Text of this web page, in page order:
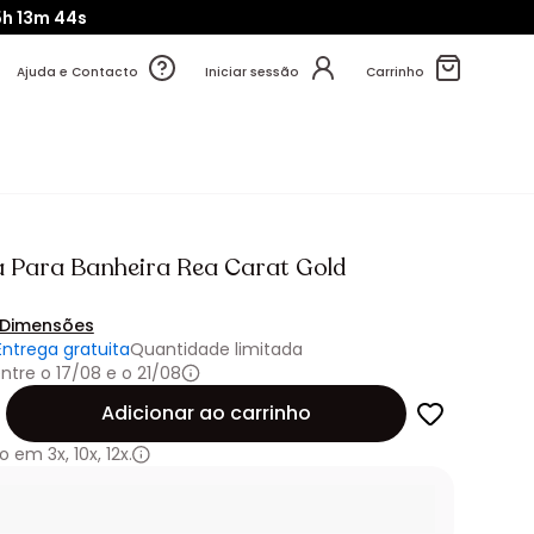
13m 41s
Ajuda e Contacto Iniciar sessão Carrinho
Para Banheira Rea Carat Gold
gratuitaQuantidade limitada
o 17/08 e o 21/08
Adicionar ao carrinho
em 3x, 10x, 12x.